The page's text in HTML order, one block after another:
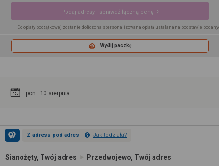
Podaj adresy i sprawdź łączną cenę
Do opłaty początkowej zostanie doliczona spersonalizowana opłata ustalana na podstawie
Wyślij paczkę
pon.. 10 sierpnia
Z adresu pod adres Jak to działa?
Sianożęty, Twój adres Przedwojewo, Twój adres